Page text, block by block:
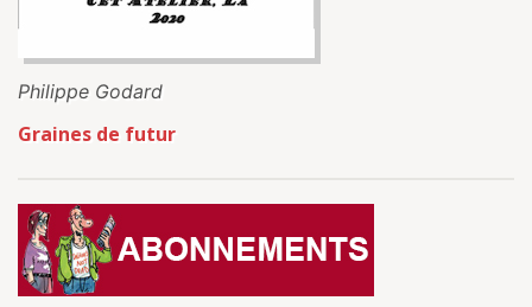
Philippe Godard
Graines de futur